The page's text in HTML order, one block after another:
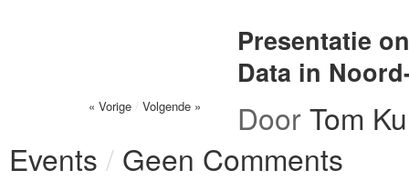
Presentatie
Data in
« Vorige / Volgende » Door Tom
Events / Geen Comments